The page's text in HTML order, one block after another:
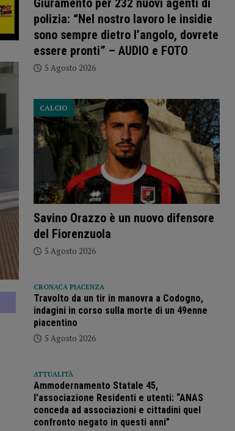
Giuramento per 232 nuovi agenti di
polizia: “Nel nostro lavoro le insidie
sono sempre dietro l’angolo, dovrete
essere pronti” – AUDIO e FOTO
5 Agosto 2026
Savino Orazzo è un nuovo difensore
del Fiorenzuola
CALCIO
5 Agosto 2026
CRONACA PIACENZA
Travolto da un tir in manovra a Codogno,
indagini in corso sulla morte di un 49enne
piacentino
5 Agosto 2026
ATTUALITÀ
Ammodernamento Statale 45,
l’associazione Residenti e utenti: “ANAS
conceda ad associazioni e cittadini quel
confronto negato in questi anni”